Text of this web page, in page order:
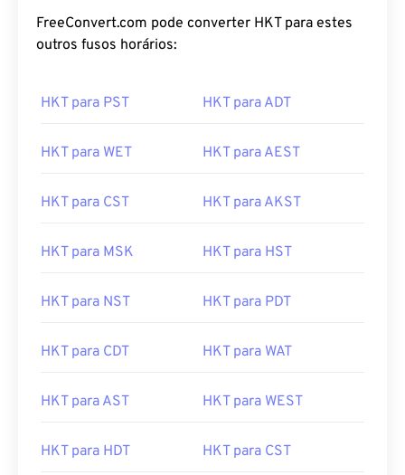
FreeConvert.com pode converter HKT para estes
outros fusos horários:
HKT para PST HKT para ADT
HKT para WET HKT para AEST
HKT para CST HKT para AKST
HKT para MSK HKT para HST
HKT para NST HKT para PDT
HKT para CDT HKT para WAT
HKT para AST HKT para WEST
HKT para HDT HKT para CST